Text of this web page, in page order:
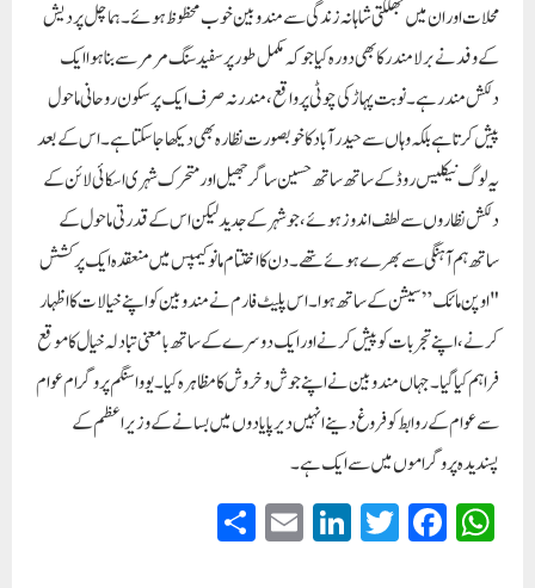
محلات اور ان میں جھلکتی شاہانہ زندگی سے مندوبین خوب محظوظ ہوئے۔ہماچل پردیش
کے وفد نے برلا مندر کا بھی دورہ کیا جو کہ مکمل طور پر سفید سنگ مرمر سے بنا ہوا ایک
دلکش مندر ہے۔ نوبت پہاڑ کی چوٹی پر واقع، مندر نہ صرف ایک پرسکون روحانی ماحول
پیش کرتا ہے بلکہ وہاں سے حیدرآباد کا خوبصورت نظارہ بھی دیکھا جاسکتا ہے۔ اس کے بعد
یہ لوگ نیکلیس روڈ کے ساتھ ساتھ حسین ساگر جھیل اور متحرک شہری اسکائی لائن کے
دلکش نظاروں سے لطف اندوز ہوئے، جو شہر کے جدید لیکن اس کے قدرتی ماحول کے
ساتھ ہم آہنگی سے بھرے ہوئے تھے۔دن کا اختتام مانو کیمپس میں منعقدہ ایک پرکشش
"اوپن مائک” سیشن کے ساتھ ہوا۔ اس پلیٹ فارم نے مندوبین کو اپنے خیالات کا اظہار
کرنے، اپنے تجربات کو پیش کرنے اور ایک دوسرے کے ساتھ بامعنی تبادلہ خیال کا موقع
فراہم کیا گیا۔ جہاں مندوبین نے اپنے جوش و خروش کا مظاہرہ کیا۔ یووا سنگم پروگرام عوام
سے عوام کے روابط کو فروغ دینے انہیں دیرپا یادوں میں بسانے کے وزیر اعظم کے
پسندیدہ پروگراموں میں سے ایک ہے۔
W
ha
Fa
ce
T
wi
Li
nk
E
m